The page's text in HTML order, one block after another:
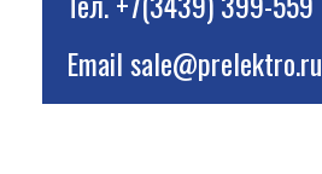
Emailsale@prelektro.ru